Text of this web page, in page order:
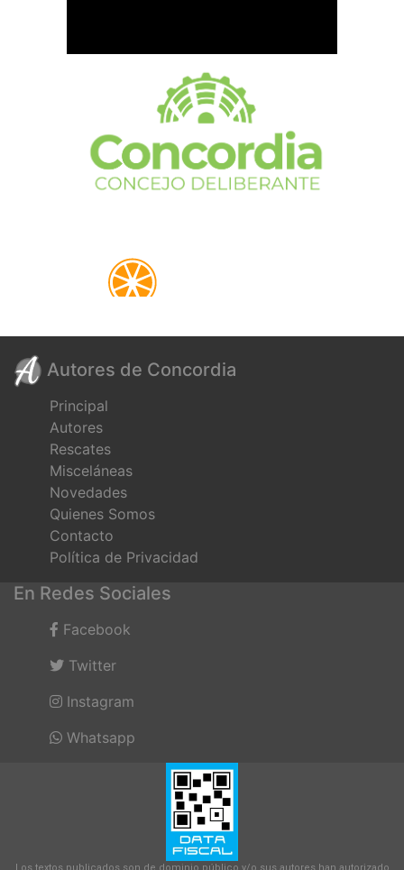
Autores de Concordia
Principal
Autores
Rescates
Misceláneas
Novedades
Quienes Somos
Contacto
Política de Privacidad
En Redes Sociales
Facebook
Twitter
Instagram
Whatsapp